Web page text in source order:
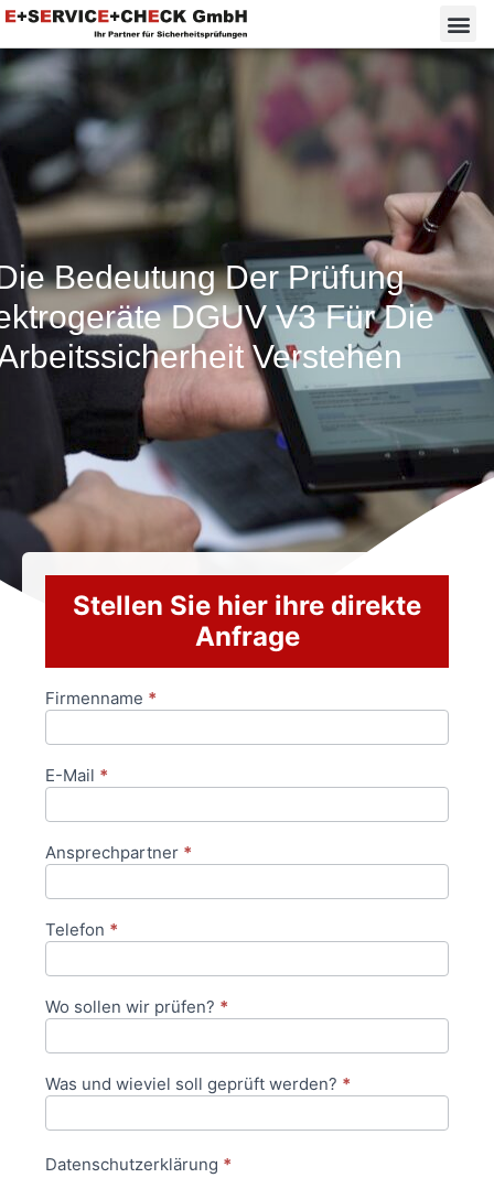
Bedeutung Der Prüfung
DGUV V3 Für Die
Verstehen
Stellen Sie hier ihre direkte
Anfrage
Anfrageformular
Firmenname *
E-Mail *
Ansprechpartner *
Telefon *
Wo sollen wir prüfen? *
Was und wieviel soll geprüft werden? *
Datenschutzerklärung *